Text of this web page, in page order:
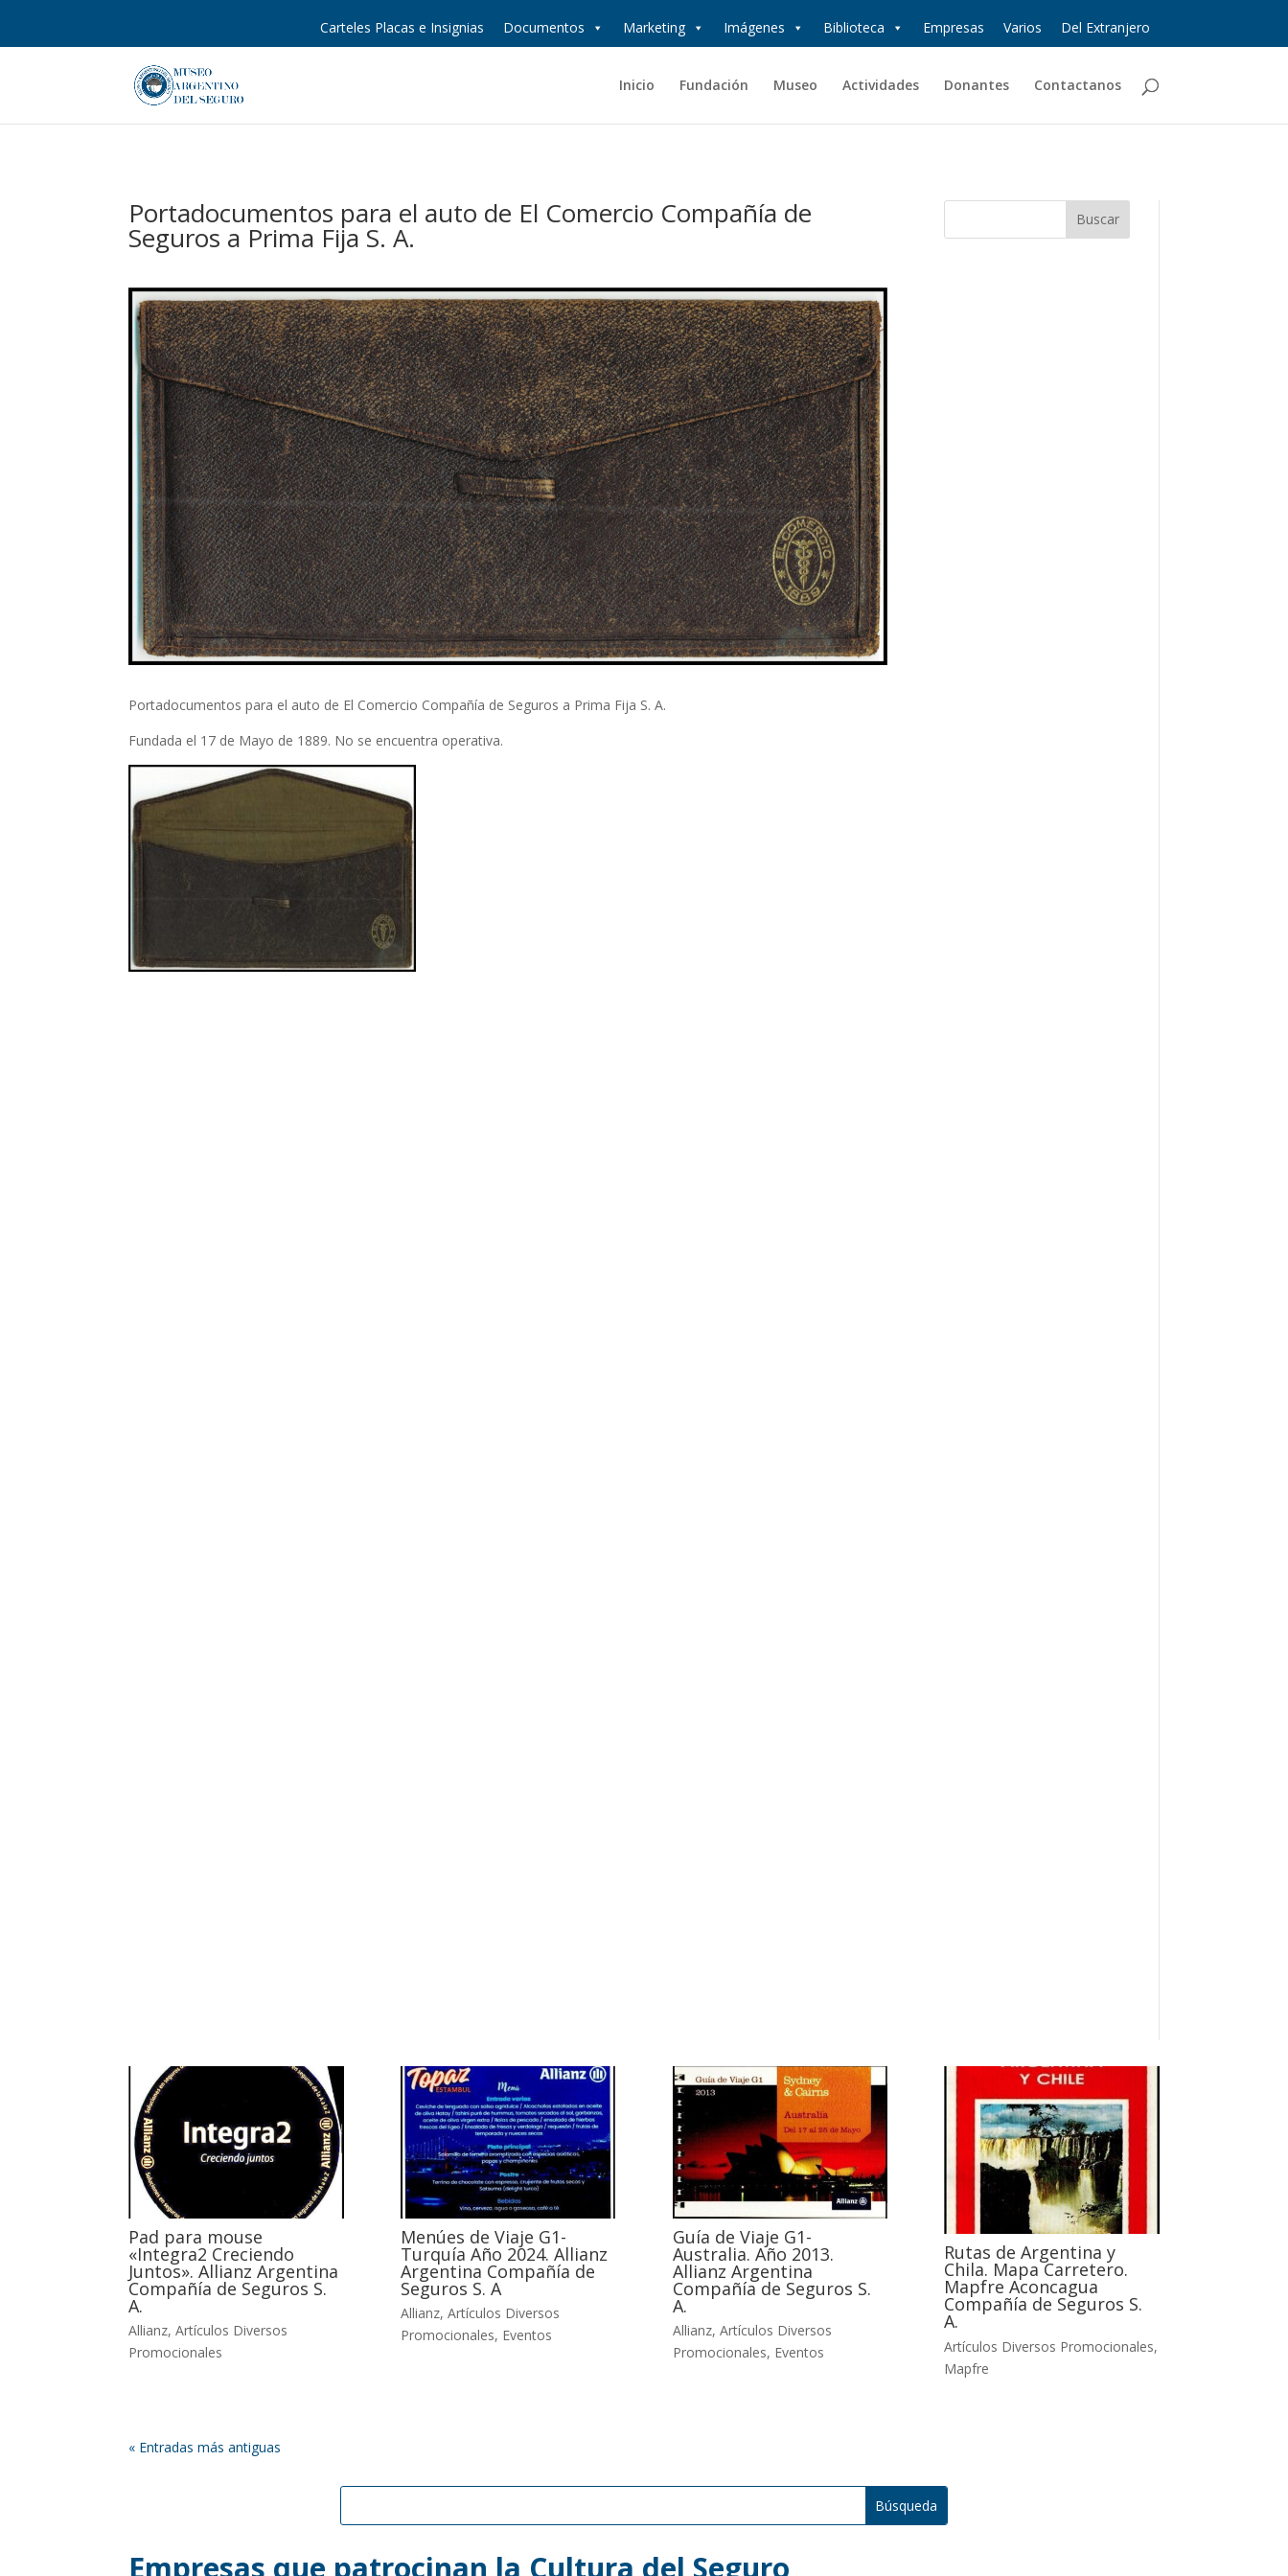
Carteles Placas e Insignias Documentos Marketing Imágenes Biblioteca Empresas Varios Del Extranjero
Inicio Fundación Museo Actividades Donantes Contactanos
Portadocumentos para el auto de El Comercio Compañía de
Seguros a Prima Fija S. A.
Portadocumentos para el auto de El Comercio Compañía de Seguros a Prima Fija S. A.
Fundada el 17 de Mayo de 1889. No se encuentra operativa.
Pad para mouse
«Integra2 Creciendo
Juntos». Allianz Argentina
Compañía de Seguros S.
A.
Allianz,Artículos Diversos
Promocionales
Menúes de Viaje G1-
Turquía Año 2024. Allianz
Argentina Compañía de
Seguros S. A
Allianz, Artículos Diversos
Promocionales, Eventos
Guía de Viaje G1-
Australia. Año 2013.
Allianz Argentina
Compañía de Seguros S.
A.
Allianz, Artículos Diversos
Promocionales, Eventos
Rutas de Argentina y
Chila. Mapa Carretero.
Mapfre Aconcagua
Compañía de Seguros S.
A.
Artículos Diversos Promocionales,
Mapfre
« Entradas más antiguas
Empresas que patrocinan la Cultura del Seguro